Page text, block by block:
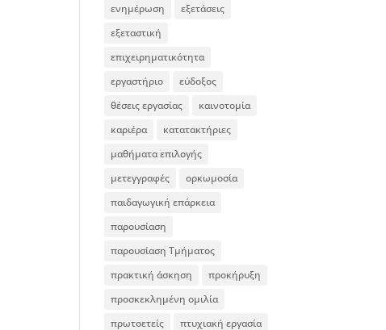
ενημέρωση
εξετάσεις
εξεταστική
επιχειρηματικότητα
εργαστήριο
εύδοξος
θέσεις εργασίας
καινοτομία
καριέρα
κατατακτήριες
μαθήματα επιλογής
μετεγγραφές
ορκωμοσία
παιδαγωγική επάρκεια
παρουσίαση
παρουσίαση Τμήματος
πρακτική άσκηση
προκήρυξη
προσκεκλημένη ομιλία
πρωτοετείς
πτυχιακή εργασία